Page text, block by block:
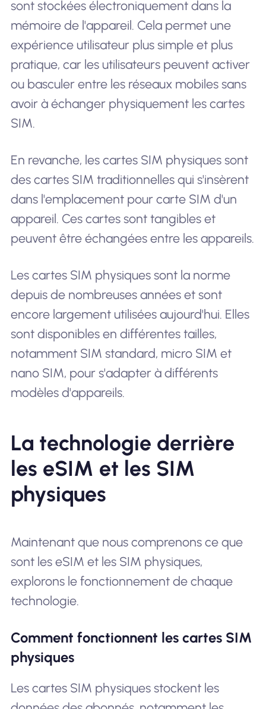
sont stockées électroniquement dans la
mémoire de l'appareil. Cela permet une
expérience utilisateur plus simple et plus
pratique, car les utilisateurs peuvent activer
ou basculer entre les réseaux mobiles sans
avoir à échanger physiquement les cartes
SIM.
En revanche, les cartes SIM physiques sont
des cartes SIM traditionnelles qui s'insèrent
dans l'emplacement pour carte SIM d'un
appareil. Ces cartes sont tangibles et
peuvent être échangées entre les appareils.
Les cartes SIM physiques sont la norme
depuis de nombreuses années et sont
encore largement utilisées aujourd'hui. Elles
sont disponibles en différentes tailles,
notamment SIM standard, micro SIM et
nano SIM, pour s'adapter à différents
modèles d'appareils.
La technologie derrière
les eSIM et les SIM
physiques
Maintenant que nous comprenons ce que
sont les eSIM et les SIM physiques,
explorons le fonctionnement de chaque
technologie.
Comment fonctionnent les cartes SIM
physiques
Les cartes SIM physiques stockent les